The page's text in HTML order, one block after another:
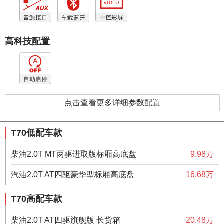
高科技配置
点击查看更多详细参数配置
T70低配车款
柴油2.0T MT两驱进取版标厢高底盘 9.98万
汽油2.0T AT四驱豪华型标厢高底盘 16.68万
T70高配车款
柴油2.0T AT四驱旗舰版 长货箱 20.48万